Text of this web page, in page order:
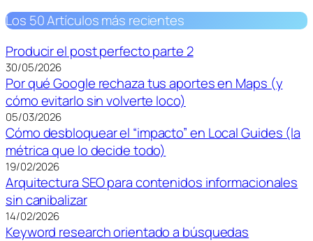
Los 50 Artículos más recientes
Producir el post perfecto parte 2
30/05/2026
Por qué Google rechaza tus aportes en Maps (y
cómo evitarlo sin volverte loco)
05/03/2026
Cómo desbloquear el “impacto” en Local Guides (la
métrica que lo decide todo)
19/02/2026
Arquitectura SEO para contenidos informacionales
sin canibalizar
14/02/2026
Keyword research orientado a búsquedas